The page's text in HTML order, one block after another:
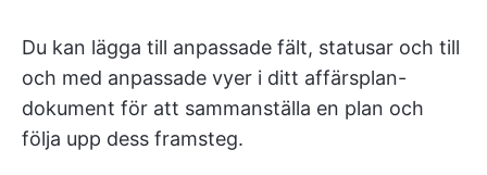
Du kan lägga till anpassade fält, statusar och till
och med anpassade vyer i ditt affärsplan-
dokument för att sammanställa en plan och
följa upp dess framsteg.